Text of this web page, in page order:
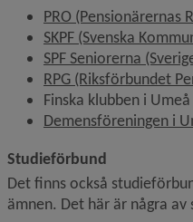
PRO (Pensionärernas
SKPF (Svenska
SPF Seniorerna
RPG (Riksförbundet
Finska klubben i
Demensföreningen i
Studieförbund
Det finns också
ämnen. Det här är några